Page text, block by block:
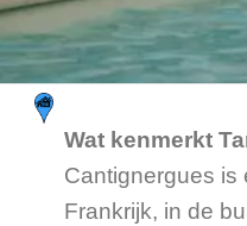
Wat kenmerkt
Cantignergues is
Frankrijk, in de